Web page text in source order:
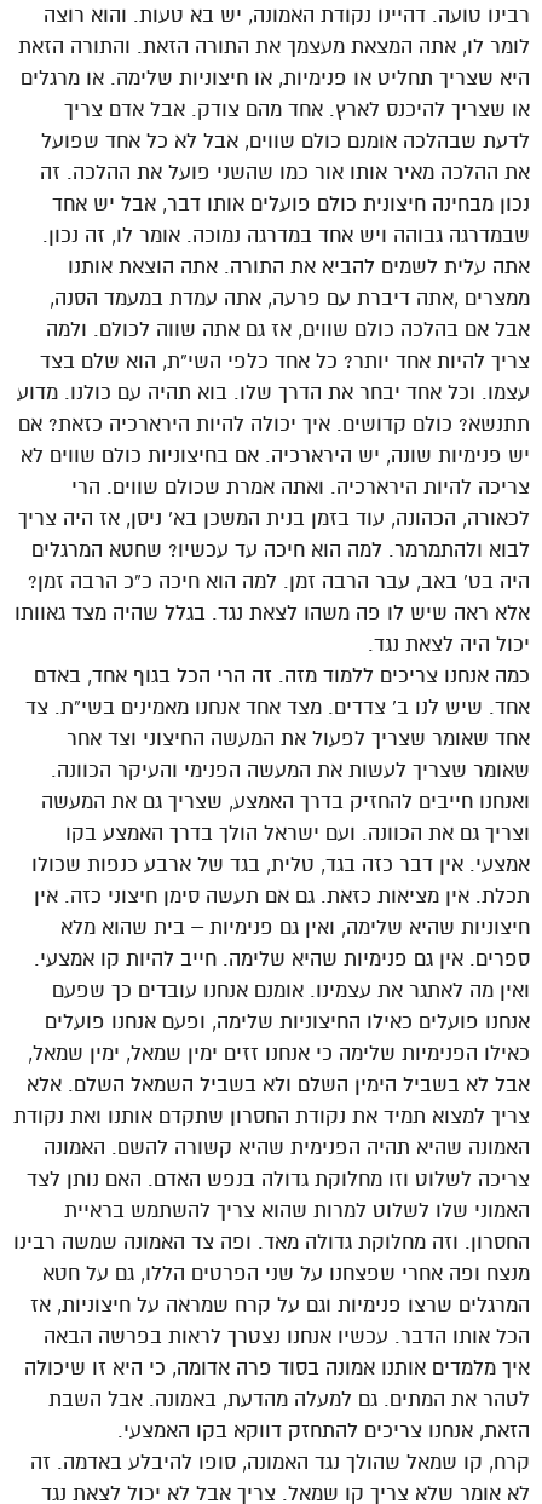
רבינו טועה. דהיינו נקודת האמונה, יש בא טעות. והוא רוצה
לומר לו, אתה המצאת מעצמך את התורה הזאת. והתורה הזאת
היא שצריך תחליט או פנימיות, או חיצוניות שלימה. או מרגלים
או שצריך להיכנס לארץ. אחד מהם צודק. אבל אדם צריך
לדעת שבהלכה אומנם כולם שווים, אבל לא כל אחד שפועל
את ההלכה מאיר אותו אור כמו שהשני פועל את ההלכה. זה
נכון מבחינה חיצונית כולם פועלים אותו דבר, אבל יש אחד
שבמדרגה גבוהה ויש אחד במדרגה נמוכה. אומר לו, זה נכון.
אתה עלית לשמים להביא את התורה. אתה הוצאת אותנו
ממצרים ,אתה דיברת עם פרעה, אתה עמדת במעמד הסנה,
אבל אם בהלכה כולם שווים, אז גם אתה שווה לכולם. ולמה
צריך להיות אחד יותר? כל אחד כלפי השי”ת, הוא שלם בצד
עצמו. וכל אחד יבחר את הדרך שלו. בוא תהיה עם כולנו. מדוע
תתנשא? כולם קדושים. איך יכולה להיות הירארכיה כזאת? אם
יש פנימיות שונה, יש הירארכיה. אם בחיצוניות כולם שווים לא
צריכה להיות הירארכיה. ואתה אמרת שכולם שווים. הרי
לכאורה, הכהונה, עוד בזמן בנית המשכן בא’ ניסן, אז היה צריך
לבוא ולהתמרמר. למה הוא חיכה עד עכשיו? שחטא המרגלים
היה בט’ באב, עבר הרבה זמן. למה הוא חיכה כ”כ הרבה זמן?
אלא ראה שיש לו פה משהו לצאת נגד. בגלל שהיה מצד גאוותו
יכול היה לצאת נגד.
כמה אנחנו צריכים ללמוד מזה. זה הרי הכל בגוף אחד, באדם
אחד. שיש לנו ב’ צדדים. מצד אחד אנחנו מאמינים בשי”ת. צד
אחד שאומר שצריך לפעול את המעשה החיצוני וצד אחר
שאומר שצריך לעשות את המעשה הפנימי והעיקר הכוונה.
ואנחנו חייבים להחזיק בדרך האמצע, שצריך גם את המעשה
וצריך גם את הכוונה. ועם ישראל הולך בדרך האמצע בקו
אמצעי. אין דבר כזה בגד, טלית, בגד של ארבע כנפות שכולו
תכלת. אין מציאות כזאת. גם אם תעשה סימן חיצוני כזה. אין
חיצוניות שהיא שלימה, ואין גם פנימיות – בית שהוא מלא
ספרים. אין גם פנימיות שהיא שלימה. חייב להיות קו אמצעי.
ואין מה לאתגר את עצמינו. אומנם אנחנו עובדים כך שפעם
אנחנו פועלים כאילו החיצוניות שלימה, ופעם אנחנו פועלים
כאילו הפנימיות שלימה כי אנחנו זזים ימין שמאל, ימין שמאל,
אבל לא בשביל הימין השלם ולא בשביל השמאל השלם. אלא
צריך למצוא תמיד את נקודת החסרון שתקדם אותנו ואת נקודת
האמונה שהיא תהיה הפנימית שהיא קשורה להשם. האמונה
צריכה לשלוט וזו מחלוקת גדולה בנפש האדם. האם נותן לצד
האמוני שלו לשלוט למרות שהוא צריך להשתמש בראיית
החסרון. וזה מחלוקת גדולה מאד. ופה צד האמונה שמשה רבינו
מנצח ופה אחרי שפצחנו על שני הפרטים הללו, גם על חטא
המרגלים שרצו פנימיות וגם על קרח שמראה על חיצוניות, אז
הכל אותו הדבר. עכשיו אנחנו נצטרך לראות בפרשה הבאה
איך מלמדים אותנו אמונה בסוד פרה אדומה, כי היא זו שיכולה
לטהר את המתים. גם למעלה מהדעת, באמונה. אבל השבת
הזאת, אנחנו צריכים להתחזק דווקא בקו האמצעי.
קרח, קו שמאל שהולך נגד האמונה, סופו להיבלע באדמה. זה
לא אומר שלא צריך קו שמאל. צריך אבל לא יכול לצאת נגד